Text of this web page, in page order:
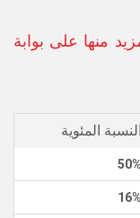
منها على بوابة
النسبة المئوية
50%
16%